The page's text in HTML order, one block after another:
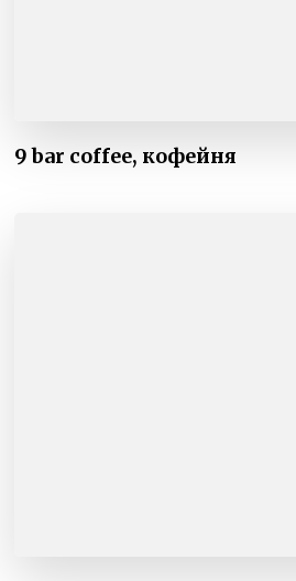
9 bar coffee, кофейня